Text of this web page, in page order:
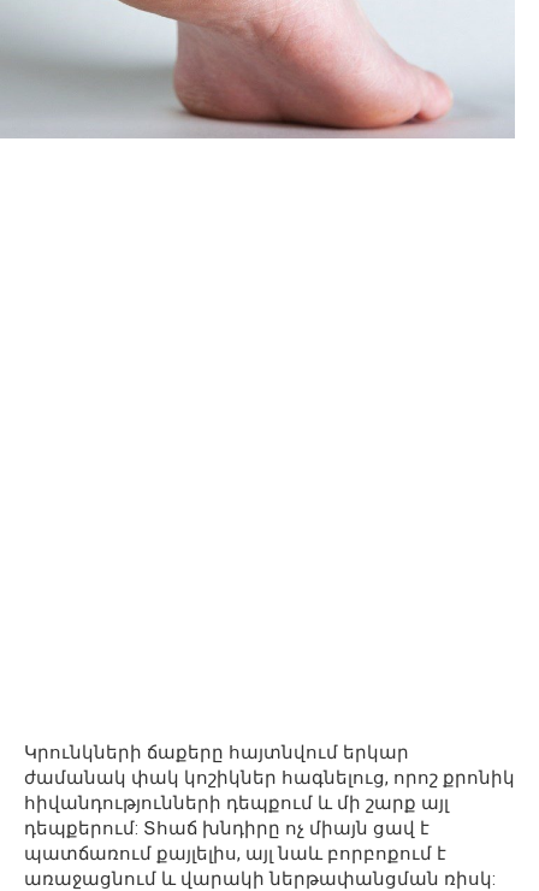
Կրունկների ճաքերը հայտնվում երկար
ժամանակ փակ կոշիկներ հագնելուց, որոշ քրոնիկ
հիվանդությունների դեպքում և մի շարք այլ
դեպքերում: Տհաճ խնդիրը ոչ միայն ցավ է
պատճառում քայլելիս, այլ նաև բորբոքում է
առաջացնում և վարակի ներթափանցման ռիսկ: